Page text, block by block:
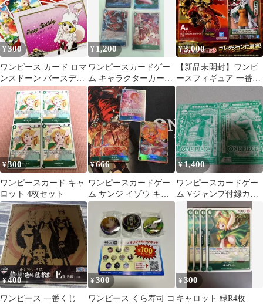
¥300
ワンピース カード ロマ
ンスドーン バースデー
ポストカード キャロッ
¥ 1,200
ワンピースカードゲー
ム キャラクターカード
4枚セット
¥3,000
【新品未開封】ワンピ
ースフィギュア 一番く
じエルバフ編A賞ルフ
ィ キャロット
¥300
ワンピースカード キャ
ロット 4枚セット
¥666
ワンピースカードゲー
ム サンジ イゾウ キャ
ロット セット
¥1,400
ワンピースカードゲー
ム Vジャンプ付録カー
ド 2枚セット
¥400
ワンピース 一番くじ
¥300
ワンピース くら寿司 コ
¥300
キャロット 緑R4枚